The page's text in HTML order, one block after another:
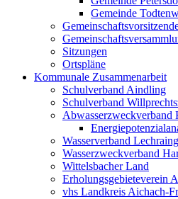
Gemeinde
Sitzungen
Ortspläne
Kommunale Zusammenarbeit
Schulverband Aindling
Schulverband
Abwasserzweckverband
Wasserverband
Wasserzweckverband
Wittelsbacher Land
Erholungsgebieteverein
vhs Landkreis Aichach-